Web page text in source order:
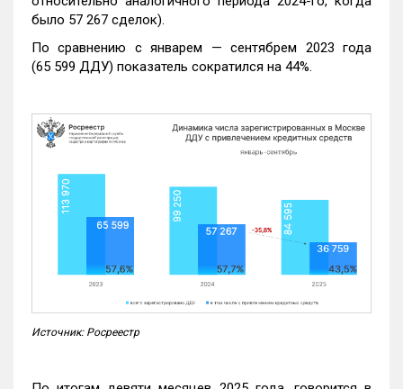
было 57 267 сделок).
По сравнению с январем — сентябрем 2023 года
(65 599 ДДУ) показатель сократился на 44%.
Источник: Росреестр